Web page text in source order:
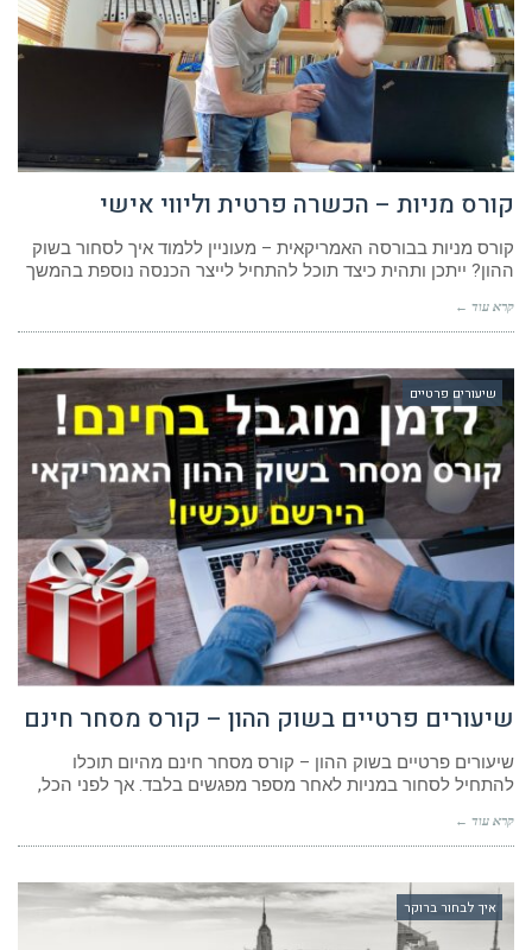
קורס מניות – הכשרה פרטית וליווי אישי
קורס מניות בבורסה האמריקאית – מעוניין ללמוד איך לסחור בשוק
ההון? ייתכן ותהית כיצד תוכל להתחיל לייצר הכנסה נוספת בהמשך
קרא עוד ←
שיעורים פרטיים
שיעורים פרטיים בשוק ההון – קורס מסחר חינם
שיעורים פרטיים בשוק ההון – קורס מסחר חינם מהיום תוכלו
להתחיל לסחור במניות לאחר מספר מפגשים בלבד. אך לפני הכל,
קרא עוד ←
איך לבחור ברוקר